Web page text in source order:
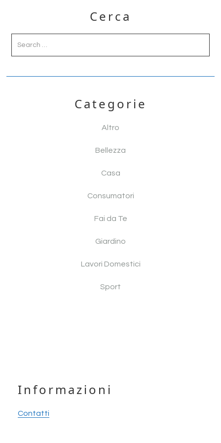
o
k
di
Sidebar
Cerca
Categorie
Altro
Bellezza
Casa
Consumatori
Fai da Te
Giardino
Lavori Domestici
Sport
Footer
Informazioni
Contatti